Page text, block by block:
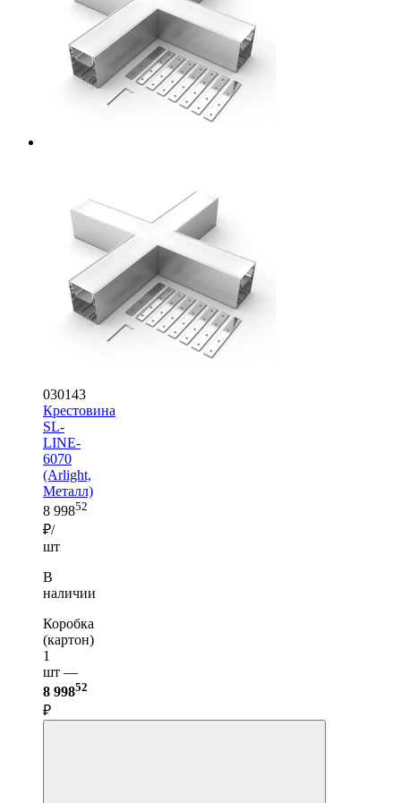
030143
Крестовина
SL-
LINE-
6070
(Arlight,
Металл)
8 99852
₽/
шт
В
наличии
Коробка
(картон)
1
шт —
8 99852
₽